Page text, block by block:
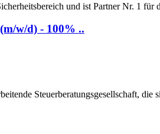
und ist Partner Nr. 1
w/d) - 100% ..
Steuerberatungsgesellschaft,